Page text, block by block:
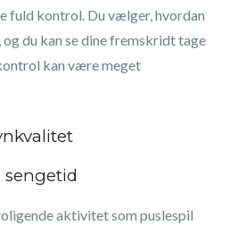
fuld kontrol. Du vælger, hvordan
du kan se dine fremskridt tage
kan være meget
aktivitet som puslespil